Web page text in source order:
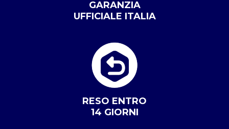
GARANZIA
UFFICIALE ITALIA
RESO ENTRO
14 GIORNI